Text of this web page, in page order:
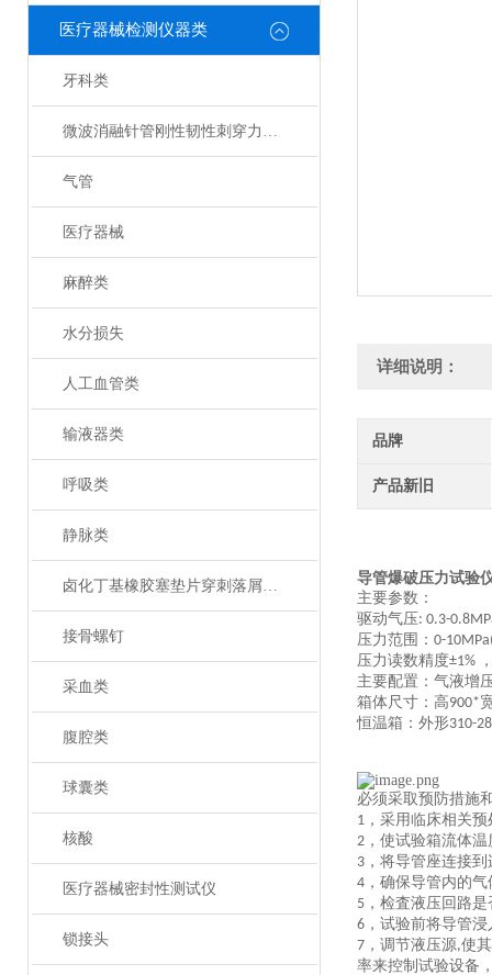
医疗器械检测仪器类
牙科类
微波消融针管刚性韧性刺穿力测试仪
气管
医疗器械
麻醉类
水分损失
人工血管类
输液器类
呼吸类
静脉类
卤化丁基橡胶塞垫片穿刺落屑和穿刺力测试仪
接骨螺钉
采血类
腹腔类
球囊类
核酸
医疗器械密封性测试仪
锁接头
详细说明：
品牌
产品新旧
导管爆破压力试验
主要参数：
驱动气压: 0.3-
压力范围： 0-10
压力读数精度±1%
主要配置：气液增
箱体尺寸：高900*
恒温箱：外形310-
必须采取预防措施
1 ， 采用临床相关
2 ， 使试验箱流体温
3 ， 将导管座连接
4 ， 确保导管内的
5 ， 检査液压回路
6 ， 试验前将导管
7 ， 调节液压源,使
率来控制试验设备